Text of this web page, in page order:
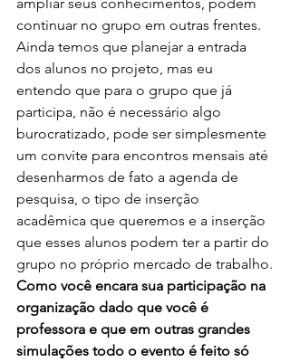
continuar no grupo em outras frentes.
Ainda temos que planejar a entrada
dos alunos no projeto, mas eu
entendo que para o grupo que já
participa, não é necessário algo
burocratizado, pode ser simplesmente
um convite para encontros mensais até
desenharmos de fato a agenda de
pesquisa, o tipo de inserção
acadêmica que queremos e a inserção
que esses alunos podem ter a partir do
grupo no próprio mercado de trabalho.
Como você encara sua participação na
organização dado que você é
professora e que em outras grandes
simulações todo o evento é feito só